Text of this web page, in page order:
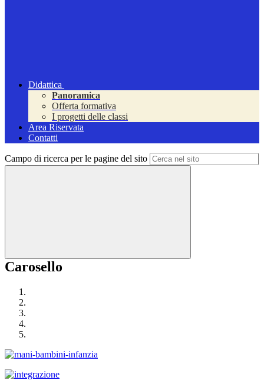
Didattica
Panoramica
Offerta formativa
I progetti delle classi
Area Riservata
Contatti
Campo di ricerca per le pagine del sito
Carosello